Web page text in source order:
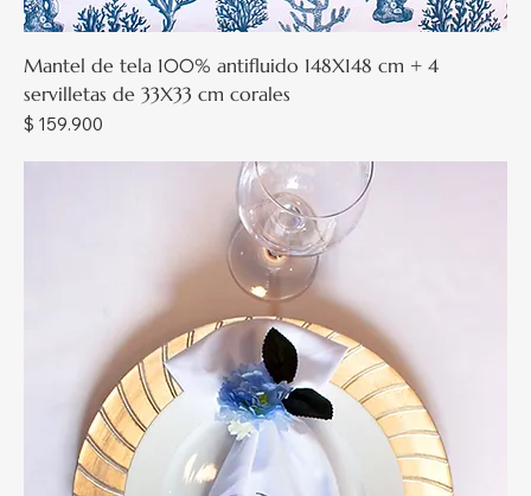
Mantel de tela 100% antifluido 148X148 cm + 4
servilletas de 33X33 cm corales
Precio
$ 159.900